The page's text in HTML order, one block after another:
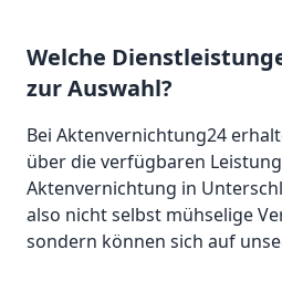
Welche
zur Auswahl?
Bei Aktenvernichtung24
über die verfügbaren
Aktenvernichtung in
also nicht selbst mühselige
sondern können sich auf